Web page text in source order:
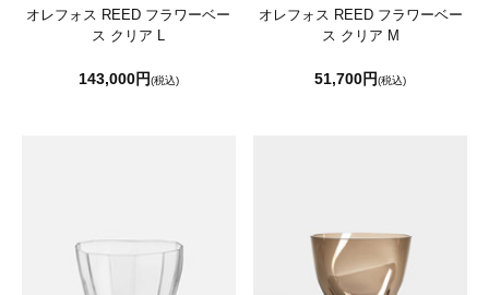
オレフォス REED フラワーベー
ス クリア L
143,000円(税込)
オレフォス REED フラワーベー
ス クリア M
51,700円(税込)